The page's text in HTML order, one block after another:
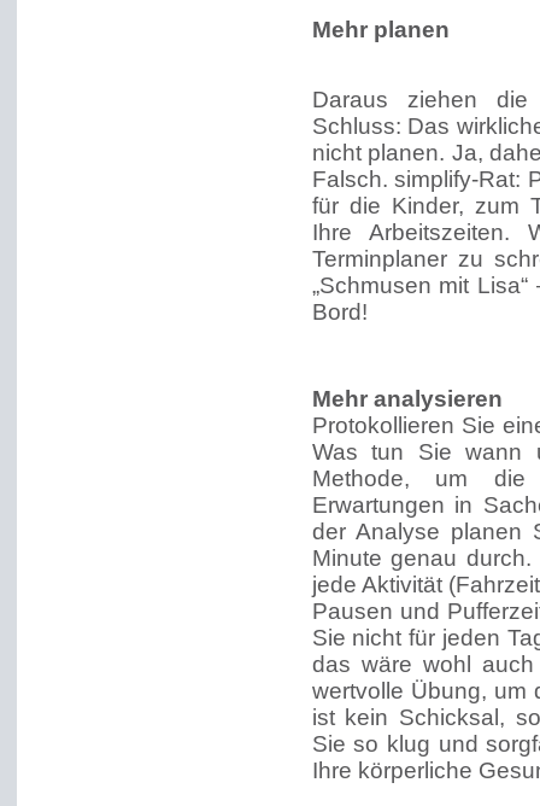
Mehr planen
Daraus ziehen die
Schluss: Das
nicht planen. Ja,
Falsch. simplify-Rat:
für die Kinder, zum
Ihre Arbeitszeiten.
Terminplaner zu
„Schmusen mit
Bord!
Mehr analysieren
Protokollieren Sie
Was tun Sie wann
Methode, um die
Erwartungen in
der Analyse planen
Minute genau
jede Aktivität
Pausen und
Sie nicht für jeden
das wäre wohl
wertvolle Übung, um
ist kein Schicksal,
Sie so klug und
Ihre körperliche